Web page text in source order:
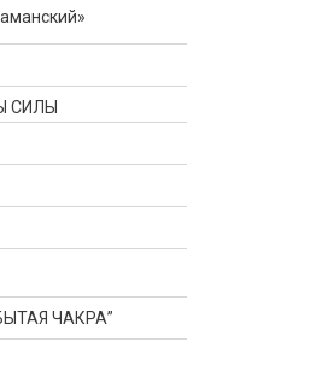
СИЛЫ
ЧАКРА”